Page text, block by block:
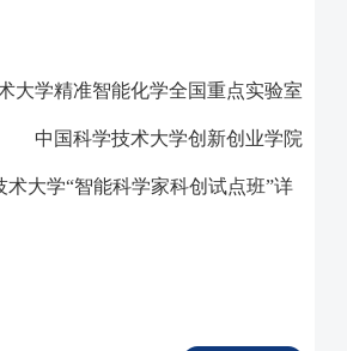
大学精准智能化学全国重点实验室
中国科学技术大学创新创业学院
术大学“智能科学家科创试点班”详